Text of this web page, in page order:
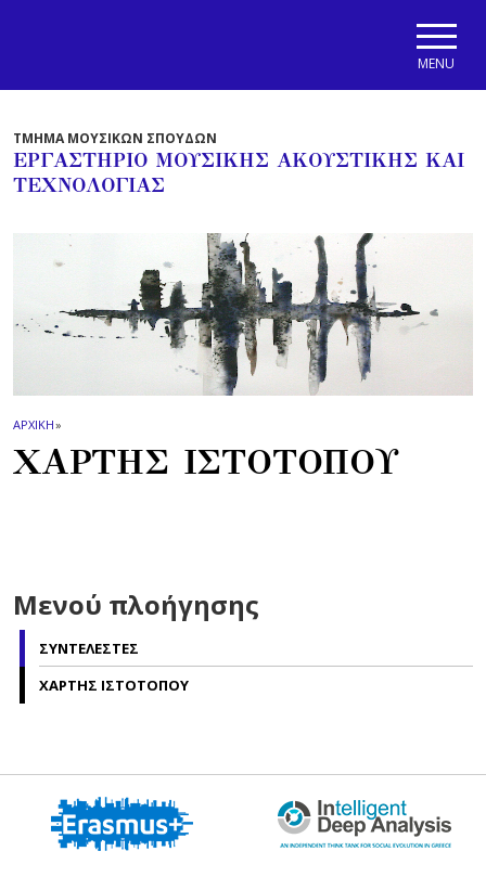
MENU
ΤΜΗΜΑ ΜΟΥΣΙΚΩΝ ΣΠΟΥΔΩΝ
ΕΡΓΑΣΤΗΡΙΟ ΜΟΥΣΙΚΗΣ ΑΚΟΥΣΤΙΚΗΣ ΚΑΙ
ΤΕΧΝΟΛΟΓΙΑΣ
ΑΡΧΙΚΗ»
ΧΑΡΤΗΣ ΙΣΤΟΤΟΠΟΥ
Μενού πλοήγησης
ΣΥΝΤΕΛΕΣΤΕΣ
ΧΑΡΤΗΣ ΙΣΤΟΤΟΠΟΥ